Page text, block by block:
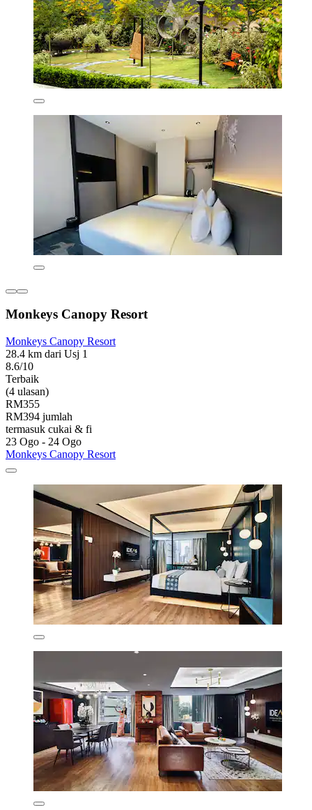
Monkeys Canopy Resort
Monkeys Canopy Resort
28.4 km dari Usj 1
8.6/10
Terbaik
(4 ulasan)
RM355
RM394 jumlah
termasuk cukai & fi
23 Ogo - 24 Ogo
Monkeys Canopy Resort